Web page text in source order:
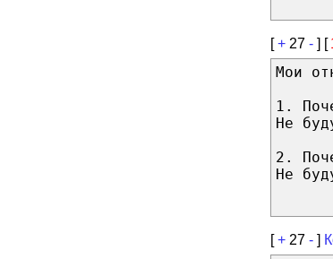
[+ 27 - ] [
Мои
1.
Не
2.
Не
[+ 27 - ]